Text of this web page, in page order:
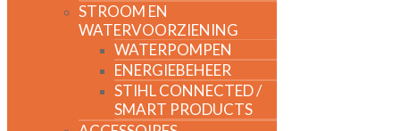
STROOM EN
WATERVOORZIENING
WATERPOMPEN
ENERGIEBEHEER
STIHL CONNECTED /
SMART PRODUCTS